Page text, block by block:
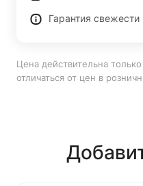
Гарантия свежести
Цена действительна
отличаться от цен в